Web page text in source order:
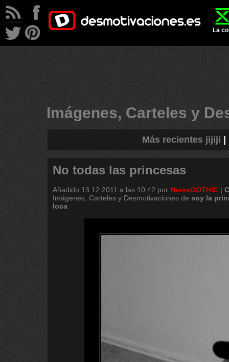
La
Imágenes, Carteles y
Más recientes jijiji
No todas las princesas
Añadido 13.12.2011 a las 10:42 por NereaGOTHIC |
Imágenes, Carteles y Desmotivaciones de soy la
loca